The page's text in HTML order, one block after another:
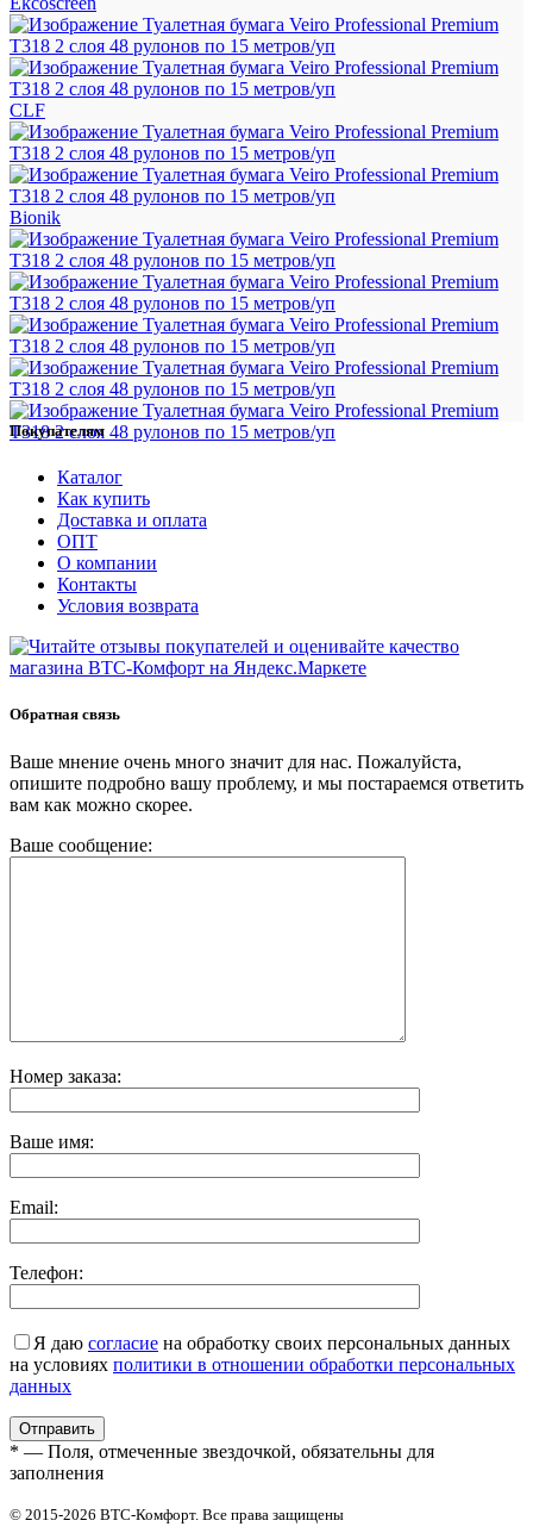
CLF
Bionik
Покупателям
Каталог
Как купить
Доставка и оплата
ОПТ
О компании
Контакты
Условия возврата
Обратная связь
Ваше мнение очень много значит для нас. Пожалуйста,
опишите подробно вашу проблему, и мы постараемся ответить
вам как можно скорее.
Ваше сообщение:
Номер заказа:
Ваше имя:
Email:
Телефон:
Я даю согласие на обработку своих персональных данных
на условиях политики в отношении обработки персональных
данных
* — Поля, отмеченные звездочкой, обязательны для
заполнения
© 2015-2026 ВТС-Комфорт. Все права защищены